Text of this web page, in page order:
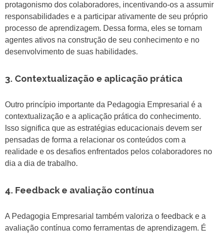
protagonismo dos colaboradores, incentivando-os a assumir
responsabilidades e a participar ativamente de seu próprio
processo de aprendizagem. Dessa forma, eles se tornam
agentes ativos na construção de seu conhecimento e no
desenvolvimento de suas habilidades.
3. Contextualização e aplicação prática
Outro princípio importante da Pedagogia Empresarial é a
contextualização e a aplicação prática do conhecimento.
Isso significa que as estratégias educacionais devem ser
pensadas de forma a relacionar os conteúdos com a
realidade e os desafios enfrentados pelos colaboradores no
dia a dia de trabalho.
4. Feedback e avaliação contínua
A Pedagogia Empresarial também valoriza o feedback e a
avaliação contínua como ferramentas de aprendizagem. É